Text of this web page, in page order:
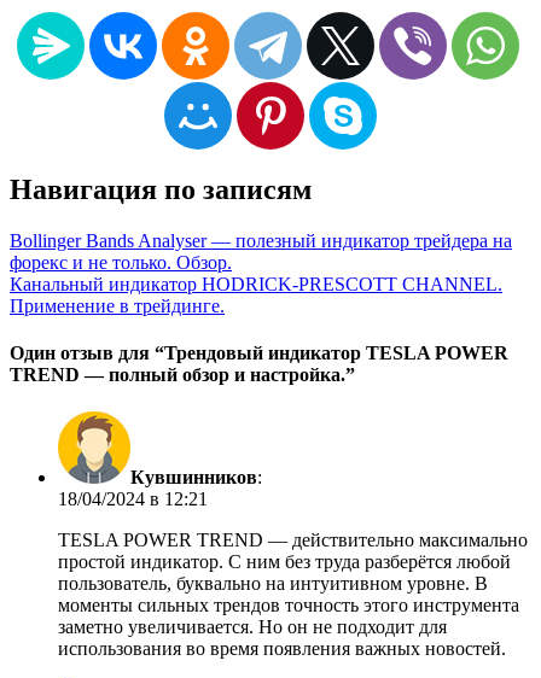
Навигация по записям
Bollinger Bands Analyser — полезный индикатор трейдера на
форекс и не только. Обзор.
Канальный индикатор HODRICK-PRESCOTT CHANNEL.
Применение в трейдинге.
Один отзыв для “Трендовый индикатор TESLA POWER
TREND — полный обзор и настройка.”
Кувшинников:
18/04/2024 в 12:21
TESLA POWER TREND — действительно максимально
простой индикатор. С ним без труда разберётся любой
пользователь, буквально на интуитивном уровне. В
моменты сильных трендов точность этого инструмента
заметно увеличивается. Но он не подходит для
использования во время появления важных новостей.